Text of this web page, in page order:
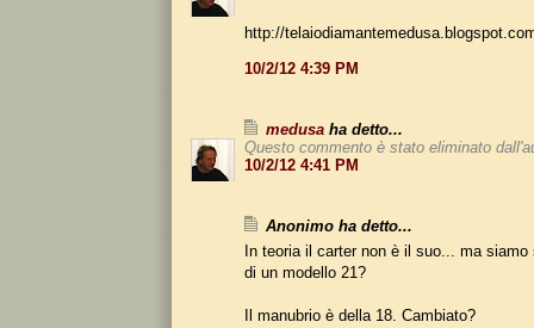
http://
10/2/12 4:39 PM
medusa ha detto...
Questo commento è stato eliminato
10/2/12 4:41 PM
Anonimo ha detto...
In teoria il carter non è il suo... ma
di un modello 21?
Il manubrio è della 18. Cambiato?